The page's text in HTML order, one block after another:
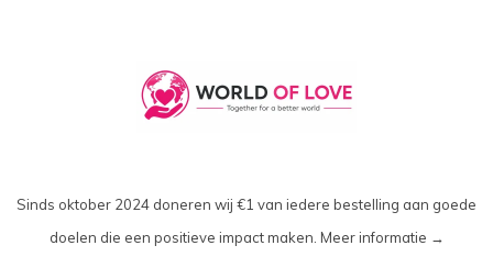
Sinds oktober 2024 doneren wij €1 van iedere bestelling aan goede
doelen die een positieve impact maken. Meer informatie →